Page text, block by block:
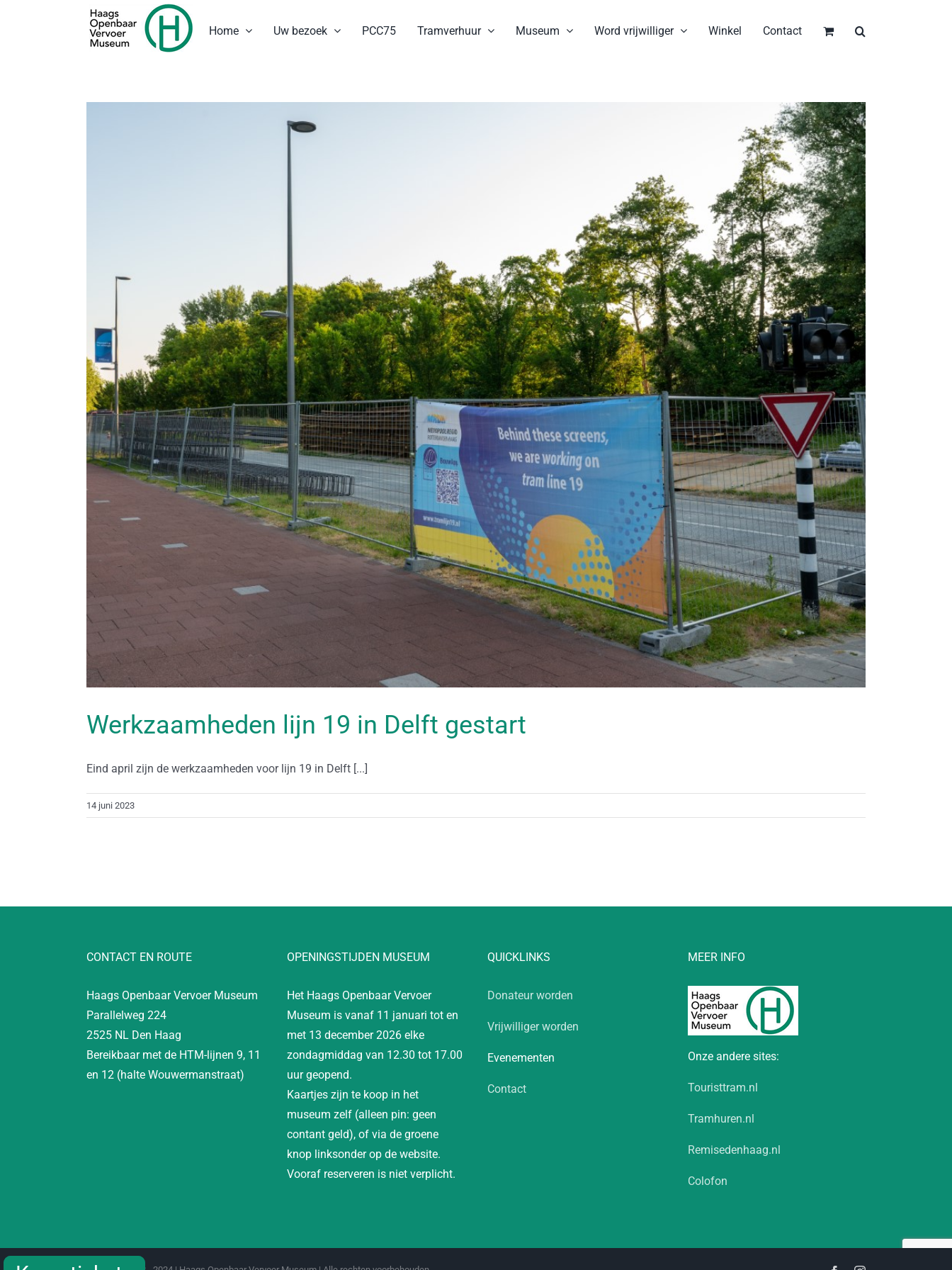
Home Uw bezoek PCC75 Tramverhuur Museum Word vrijwilliger Winkel Contact
Werkzaamheden lijn 19 in Delft gestart
Eind april zijn de werkzaamheden voor lijn 19 in Delft [...]
14 juni 2023
CONTACT EN ROUTE
Haags Openbaar Vervoer Museum
Parallelweg 224
2525 NL Den Haag
Bereikbaar met de HTM-lijnen 9, 11
en 12 (halte Wouwermanstraat)
OPENINGSTIJDEN MUSEUM
Het Haags Openbaar Vervoer
Museum is vanaf 11 januari tot en
met 13 december 2026 elke
zondagmiddag van 12.30 tot 17.00
uur geopend.
Kaartjes zijn te koop in het
museum zelf (alleen pin: geen
contant geld), of via de groene
knop linksonder op de website.
Vooraf reserveren is niet verplicht.
QUICKLINKS
Donateur worden
Vrijwilliger worden
Evenementen
Contact
MEER INFO
Onze andere sites:
Touristtram.nl
Tramhuren.nl
Remisedenhaag.nl
Colofon